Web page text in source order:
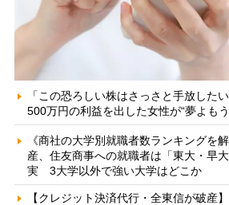
「この恐ろしい株はさっさと手放した
500万円の利益を出した女性が“夢よも
《商社の大学別就職者数ランキングを
産、住友商事への就職者は「東大・早
実 3大学以外で強い大学はどこか
【クレジット決済代行・全東信が破産